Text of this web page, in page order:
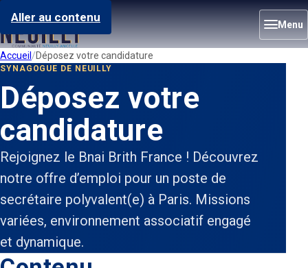
Aller au contenu
Menu
Accueil Déposez votre candidature
SYNAGOGUE DE NEUILLY
Déposez votre
candidature
Rejoignez le Bnai Brith France ! Découvrez
notre offre d’emploi pour un poste de
secrétaire polyvalent(e) à Paris. Missions
variées, environnement associatif engagé
et dynamique.